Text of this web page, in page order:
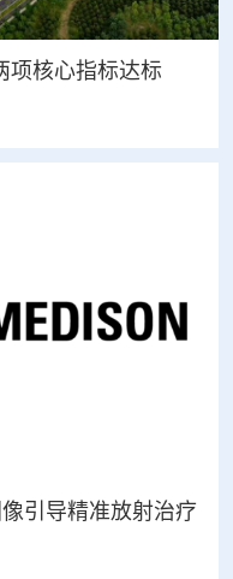
项核心指标达标
引导精准放射治疗